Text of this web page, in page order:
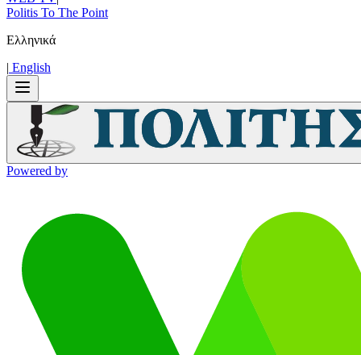
Politis To The Point
Ελληνικά
| Εnglish
Powered by